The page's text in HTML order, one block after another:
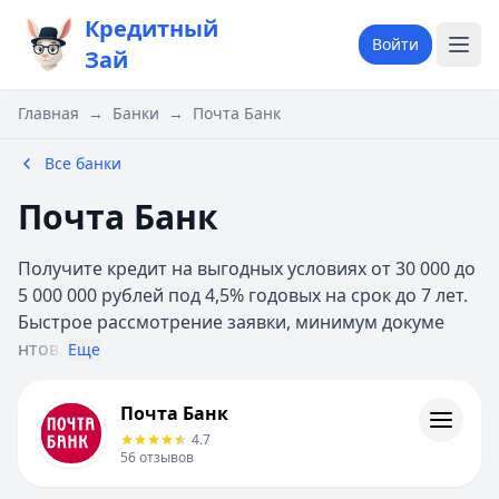
Кредитный
Зай
Войти
Главная → Банки → Почта Банк
Все банки
Почта Банк
Получите кредит на выгодных условиях от 30 000 до
5 000 000 рублей под 4,5% годовых на срок до 7 лет.
Быстрое рассмотрение заявки, минимум докуме
нтов, Еще
Контакты
Личный кабинет
Почта Банк
4.7
56отзывов